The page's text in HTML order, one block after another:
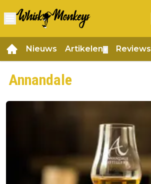
Nieuws Artikelen Reviews
Annandale